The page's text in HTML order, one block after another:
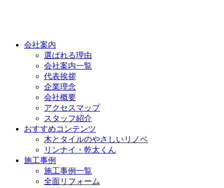
会社案内
選ばれる理由
会社案内一覧
代表挨拶
企業理念
会社概要
アクセスマップ
スタッフ紹介
おすすめコンテンツ
木とタイルのやさしいリノベ
リンナイ・乾太くん
施工事例
施工事例一覧
全面リフォーム